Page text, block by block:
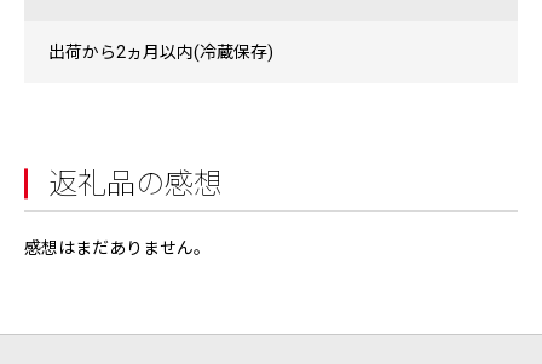
出荷から2ヵ月以内(冷蔵保存)
返礼品の感想
感想はまだありません。